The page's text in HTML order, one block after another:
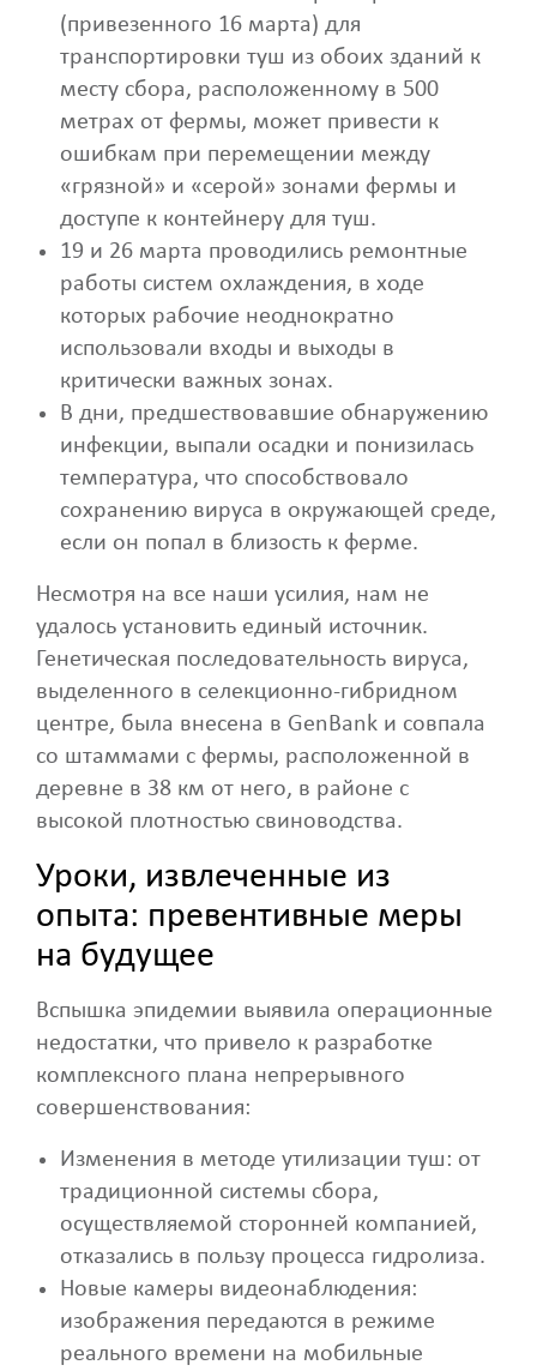
(привезенного 16 марта) для
транспортировки туш из обоих зданий к
месту сбора, расположенному в 500
метрах от фермы, может привести к
ошибкам при перемещении между
«грязной» и «серой» зонами фермы и
доступе к контейнеру для туш.
19 и 26 марта проводились ремонтные
работы систем охлаждения, в ходе
которых рабочие неоднократно
использовали входы и выходы в
критически важных зонах.
В дни, предшествовавшие обнаружению
инфекции, выпали осадки и понизилась
температура, что способствовало
сохранению вируса в окружающей среде,
если он попал в близость к ферме.
Несмотря на все наши усилия, нам не
удалось установить единый источник.
Генетическая последовательность вируса,
выделенного в селекционно-гибридном
центре, была внесена в GenBank и совпала
со штаммами с фермы, расположенной в
деревне в 38 км от него, в районе с
высокой плотностью свиноводства.
Уроки, извлеченные из
опыта: превентивные меры
на будущее
Вспышка эпидемии выявила операционные
недостатки, что привело к разработке
комплексного плана непрерывного
совершенствования:
Изменения в методе утилизации туш: от
традиционной системы сбора,
осуществляемой сторонней компанией,
отказались в пользу процесса гидролиза.
Новые камеры видеонаблюдения:
изображения передаются в режиме
реального времени на мобильные